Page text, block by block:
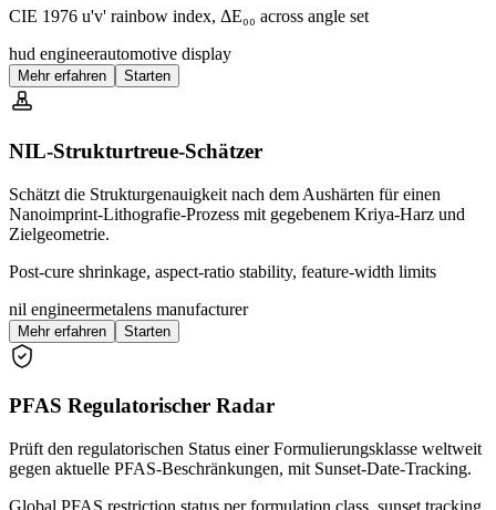
CIE 1976 u'v' rainbow index, ΔE₀₀ across angle set
hud engineerautomotive display
Mehr erfahren Starten
NIL-Strukturtreue-Schätzer
Schätzt die Strukturgenauigkeit nach dem Aushärten für einen
Nanoimprint-Lithografie-Prozess mit gegebenem Kriya-Harz und
Zielgeometrie.
Post-cure shrinkage, aspect-ratio stability, feature-width limits
nil engineermetalens manufacturer
Mehr erfahren Starten
PFAS Regulatorischer Radar
Prüft den regulatorischen Status einer Formulierungsklasse weltweit
gegen aktuelle PFAS-Beschränkungen, mit Sunset-Date-Tracking.